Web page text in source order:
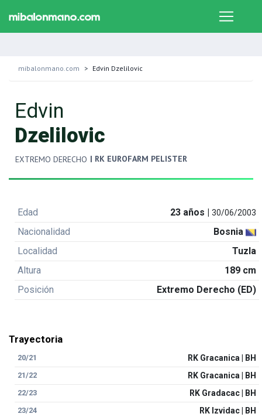
mibalonmano.com Edvin Dzelilovic
Edvin
Dzelilovic
EXTREMO DERECHO | RK EUROFARM PELISTER
Edad 23 años |30/06/2003
Nacionalidad
Bosnia
Localidad
Tuzla
Altura
189 cm
Posición
Extremo Derecho (ED)
Trayectoria
20/21 RK Gracanica | BH
21/22 RK Gracanica | BH
22/23 RK Gradacac | BH
23/24 RK Izvidac | BH